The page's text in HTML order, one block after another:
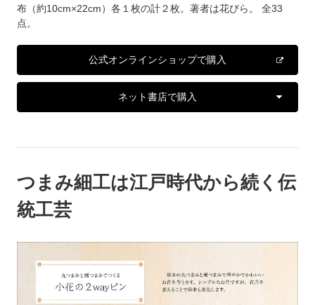
布（約10cm×22cm）各１枚の計２枚。著者は花びら。 全33
点。
公式オンラインショップで購入
ネット書店で購入
つまみ細工は江戸時代から続く伝
統工芸